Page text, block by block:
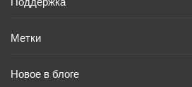
Метки
Новое в блоге